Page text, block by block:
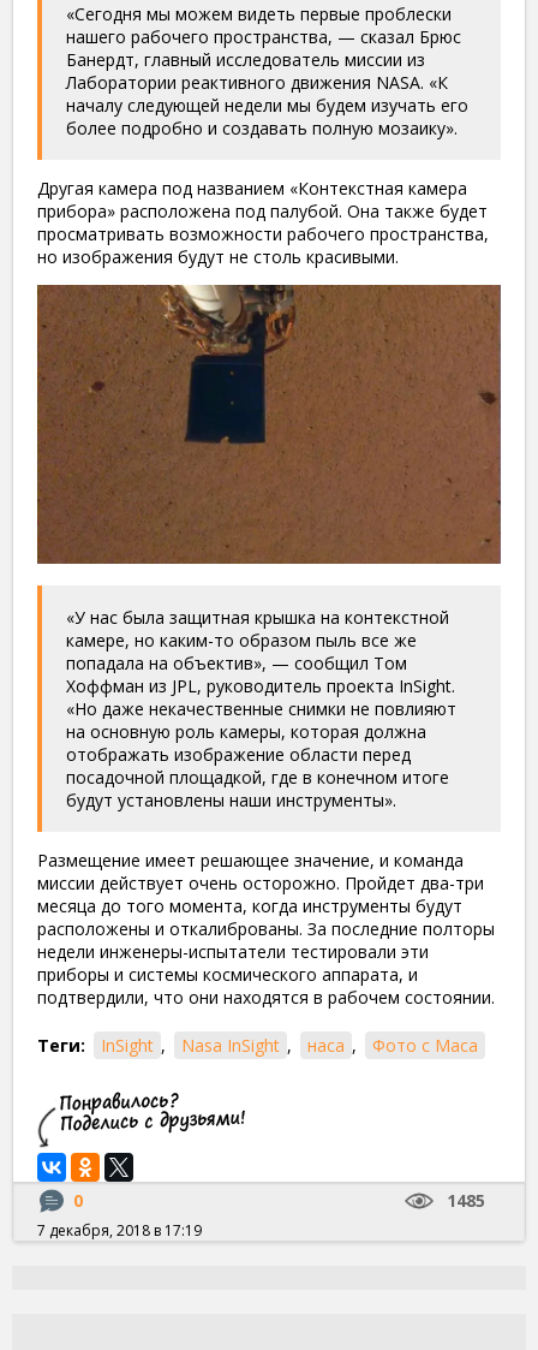
«Сегодня мы можем видеть первые проблески
нашего рабочего пространства, — сказал Брюс
Банердт, главный исследователь миссии из
Лаборатории реактивного движения NASA. «К
началу следующей недели мы будем изучать его
более подробно и создавать полную мозаику».
Другая камера под названием «Контекстная камера
прибора» расположена под палубой. Она также будет
просматривать возможности рабочего пространства,
но изображения будут не столь красивыми.
«У нас была защитная крышка на контекстной
камере, но каким-то образом пыль все же
попадала на объектив», — сообщил Том
Хоффман из JPL, руководитель проекта InSight.
«Но даже некачественные снимки не повлияют
на основную роль камеры, которая должна
отображать изображение области перед
посадочной площадкой, где в конечном итоге
будут установлены наши инструменты».
Размещение имеет решающее значение, и команда
миссии действует очень осторожно. Пройдет два-три
месяца до того момента, когда инструменты будут
расположены и откалиброваны. За последние полторы
недели инженеры-испытатели тестировали эти
приборы и системы космического аппарата, и
подтвердили, что они находятся в рабочем состоянии.
Теги: InSight , Nasa InSight , наса , Фото с Маса
0 1485
7 декабря, 2018 в 17:19